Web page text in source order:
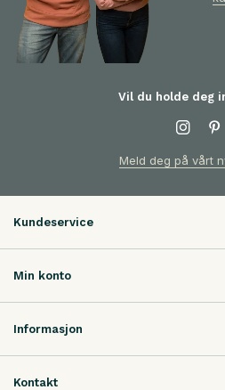
Vil du holde deg
Meld deg på vårt
Kundeservice
Min konto
Informasjon
Kontakt